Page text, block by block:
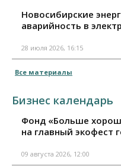
Новосибирские
аварийность в
28 июля 2026, 16:15
Все материалы
Бизнес календарь
Фонд «Больше
на главный экофест
09 августа 2026, 12:00